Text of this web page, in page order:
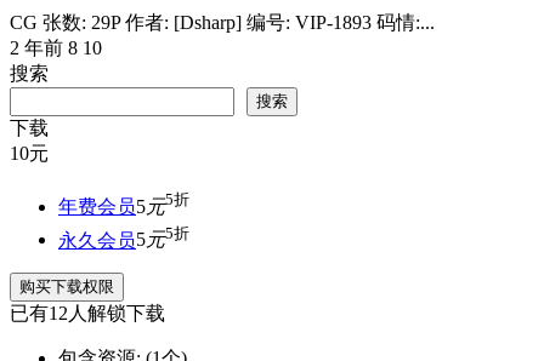
CG 张数: 29P 作者: [Dsharp] 编号: VIP-1893 码情:...
2 年前 8 10
搜索
搜索
下载
10元
年费会员5元5折
永久会员5元5折
购买下载权限
已有12人解锁下载